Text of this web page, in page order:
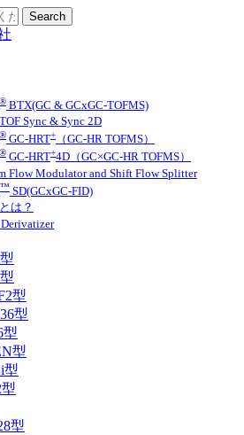
® BTX(GC & GCxGC-TOFMS)
Sync & Sync 2D
® GC-HRT+
（GC-HR TOFMS）
® GC-HRT+4D（GC×GC-HR TOFMS）
Flow Modulator and Shift Flow Splitter
™ SD(GCxGC-FID)
は？
型
型
型
型
型
型